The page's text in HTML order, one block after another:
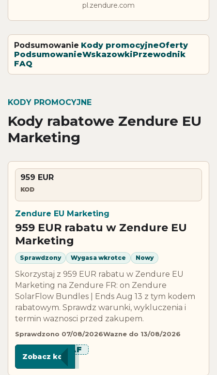
pl.zendure.com
Podsumowanie Kody promocyjneOferty
PodsumowanieWskazowkiPrzewodnik
FAQ
KODY PROMOCYJNE
Kody rabatowe Zendure EU
Marketing
959 EUR
KOD
Zendure EU Marketing
959 EUR rabatu w Zendure EU
Marketing
Sprawdzony Wygasa wkrotce Nowy
Skorzystaj z 959 EUR rabatu w Zendure EU
Marketing na Zendure FR: on Zendure
SolarFlow Bundles | Ends Aug 13 z tym kodem
rabatowym. Sprawdz warunki, wykluczenia i
termin waznosci przed zakupem.
Sprawdzono 07/08/2026Wazne do 13/08/2026
***8AF
Zobacz kod